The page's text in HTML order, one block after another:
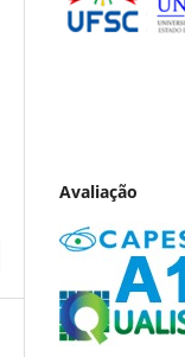
Avaliação